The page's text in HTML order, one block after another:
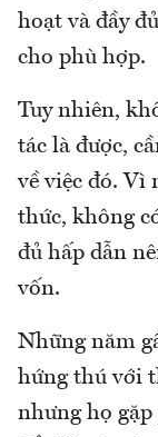
hoạt và đầy
cho phù hợp.
Tuy nhiên,
tác là được,
về việc đó. Vì
thức, không
đủ hấp dẫn
vốn.
Những năm
hứng thú với
nhưng họ